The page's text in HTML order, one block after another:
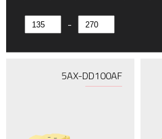
-
5AX-DD100AF